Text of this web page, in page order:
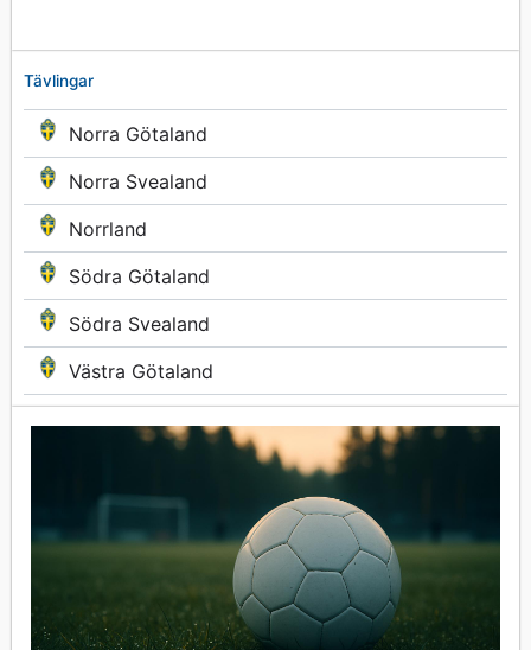
Tävlingar
Norra Götaland
Norra Svealand
Norrland
Södra Götaland
Södra Svealand
Västra Götaland